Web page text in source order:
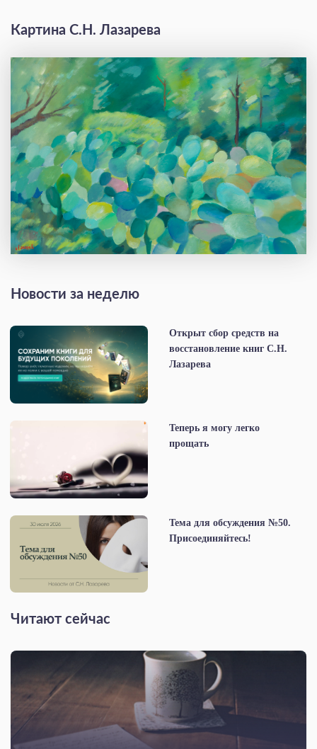
Картина С.Н. Лазарева
Новости за неделю
Открыт сбор средств на
восстановление книг С.Н.
Лазарева
Теперь я могу легко
прощать
Тема для обсуждения №50.
Присоединяйтесь!
Читают сейчас